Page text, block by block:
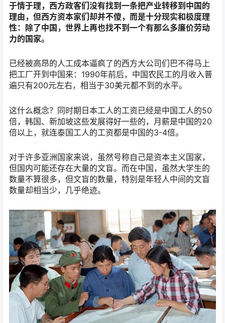
于情于理，西方政客们没有找到一条把产业转移到中国的
理由，但西方资本家们却并不傻，而是十分现实和极度理
性：除了中国，世界上再也找不到一个有那么多廉价劳动
力的国家。
已经被高昂的人工成本逼疯了的西方大公司们巴不得马上
把工厂开到中国来：1990年前后，中国农民工的月收入普
遍只有200元左右，相当于30美元都不到的水平。
这什么概念？同时期日本工人的工资已经是中国工人的50
倍，韩国、新加坡这些发展得好一些的，月薪是中国的20
倍以上，就连泰国工人的工资都是中国的3-4倍。
对于许多亚洲国家来说，虽然号称自己是资本主义国家，
但国内可能还存在大量的文盲。而在中国，虽然大学生的
数量不算很多，但文盲的数量，特别是年轻人中间的文盲
数量却相当少，几乎绝迹。